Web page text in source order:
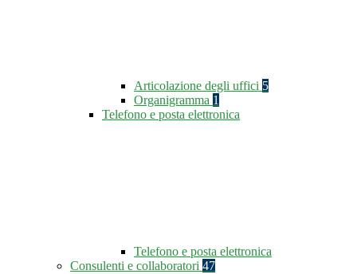
Articolazione degli uffici 5
Organigramma 1
Telefono e posta elettronica
Telefono e posta elettronica
Consulenti e collaboratori 47